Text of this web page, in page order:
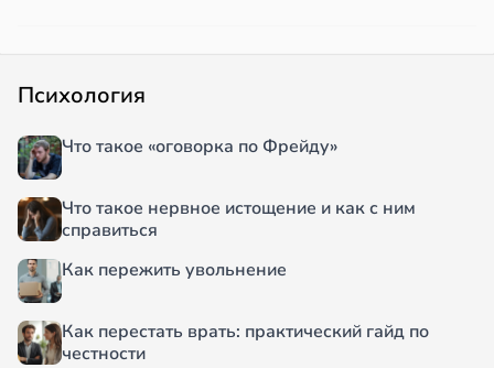
Психология
Что такое «оговорка по Фрейду»
Что такое нервное истощение и как с ним
справиться
Как пережить увольнение
Как перестать врать: практический гайд по
честности